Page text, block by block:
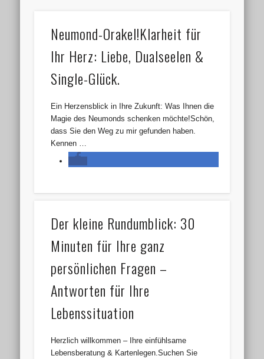
Neumond-Orakel!Klarheit für
Ihr Herz: Liebe, Dualseelen &
Single-Glück.
Ein Herzensblick in Ihre Zukunft: Was Ihnen die
Magie des Neumonds schenken möchte!Schön,
dass Sie den Weg zu mir gefunden haben.
Kennen …
Der kleine Rundumblick: 30
Minuten für Ihre ganz
persönlichen Fragen –
Antworten für Ihre
Lebenssituation
Herzlich willkommen – Ihre einfühlsame
Lebensberatung & Kartenlegen.Suchen Sie